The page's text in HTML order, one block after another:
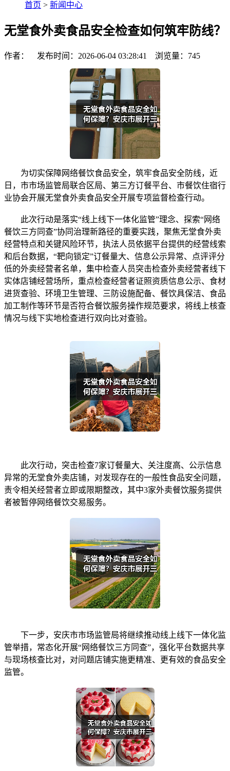
首页 > 新闻中心
无堂食外卖食品安全检查如何筑牢防线？
作者： 发布时间：2026-06-04 03:28:41 浏览量： 745
为切实保障网络餐饮食品安全，筑牢食品安全防线，近
日，市市场监管局联合区局、第三方订餐平台、市餐饮住宿行
业协会开展无堂食外卖食品安全开展专项监督检查行动。
此次行动是落实“线上线下一体化监管”理念、探索“网络
餐饮三方同查”协同治理新路径的重要实践，聚焦无堂食外卖
经营特点和关键风险环节，执法人员依据平台提供的经营线索
和后台数据，“靶向锁定”订餐量大、信息公示异常、点评评分
低的外卖经营者名单，集中检查人员突击检查外卖经营者线下
实体店铺经营场所，重点检查经营者证照资质信息公示、食材
进货查验、环境卫生管理、三防设施配备、餐饮具保洁、食品
加工制作等环节是否符合餐饮服务操作规范要求，将线上核查
情况与线下实地检查进行双向比对查验。
此次行动，突击检查7家订餐量大、关注度高、公示信息
异常的无堂食外卖店铺，对发现存在的一般性食品安全问题，
责令相关经营者立即或限期整改，其中3家外卖餐饮服务提供
者被暂停网络餐饮交易服务。
下一步，安庆市市场监管局将继续推动线上线下一体化监
管举措，常态化开展“网络餐饮三方同查”，强化平台数据共享
与现场核查比对，对问题店铺实施更精准、更有效的食品安全
监管。